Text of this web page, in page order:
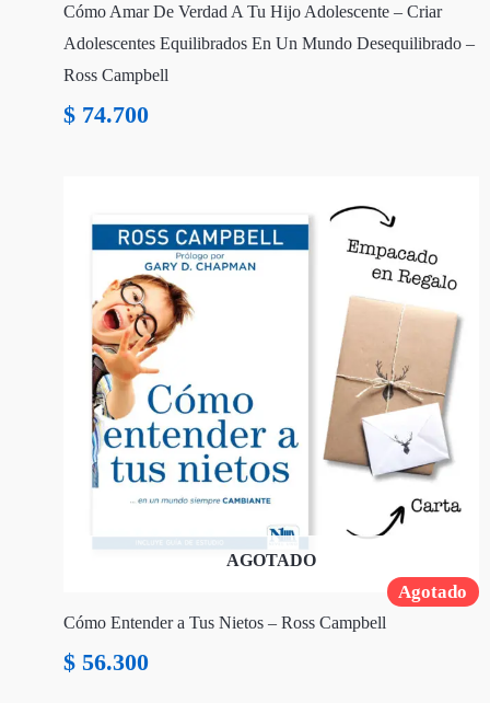
Cómo Amar De Verdad A Tu Hijo Adolescente – Criar
Adolescentes Equilibrados En Un Mundo Desequilibrado –
Ross Campbell
$ 74.700
Agotado
AGOTADO
Cómo Entender a Tus Nietos – Ross Campbell
$ 56.300